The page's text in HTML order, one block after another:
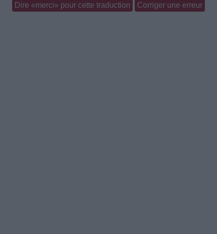
Dire «merci» pour cette traduction Corriger une erreur